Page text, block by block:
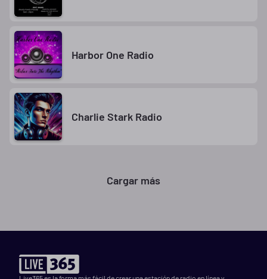
Harbor One Radio
Charlie Stark Radio
Cargar más